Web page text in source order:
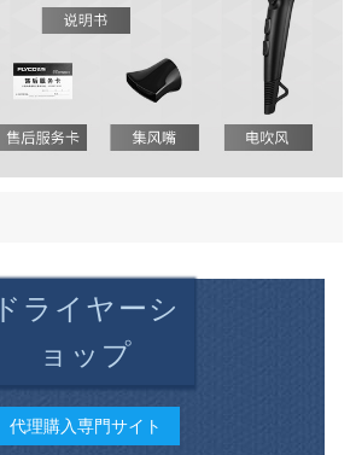
ドライヤーシ
ョップ
代理購入専門サイト